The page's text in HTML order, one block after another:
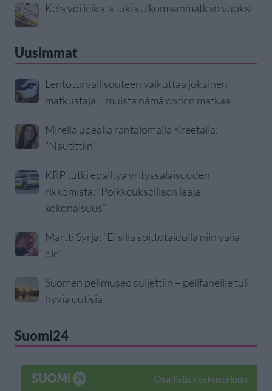
Kela voi leikata tukia ulkomaanmatkan vuoksi
Uusimmat
Lentoturvallisuuteen vaikuttaa jokainen
matkustaja – muista nämä ennen matkaa
Mirella upealla rantalomalla Kreetalla:
”Nautittiin”
KRP tutki epäiltyä yrityssalaisuuden
rikkomista: ”Poikkeuksellisen laaja
kokonaisuus”
Martti Syrjä: ”Ei sillä soittotaidolla niin väliä
ole”
Suomen pelimuseo suljettiin – pelifaneille tuli
hyviä uutisia
Suomi24